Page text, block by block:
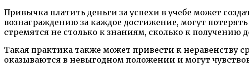
Привычка платить деньги за успехи в учебе может
вознаграждению за каждое достижение, могут
стремятся не столько к знаниям, сколько к получению
Такая практика также может привести к неравенству
оказываются в невыгодном положении и могут